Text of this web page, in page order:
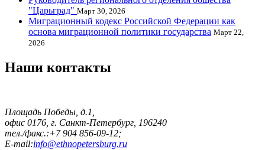
"Царьград" Март 30, 2026
Миграционный кодекс Российской Федерации как
основа миграционной политики государства Март 22,
2026
Наши контакты
Площадь Победы, д.1,
офис 0176, г. Санкт-Петербург, 196240
тел./факс.:+7 904 856-09-12;
E-mail:info@ethnopetersburg.ru